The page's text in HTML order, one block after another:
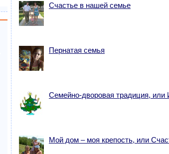
Счастье в нашей семье
Пернатая семья
Семейно-дворовая традиция, или
Мой дом – моя крепость, или